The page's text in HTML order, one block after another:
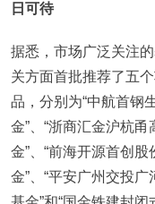
日可待
据悉，市场广泛关注
关方面首批推荐了五
品，分别为“中航首钢
金”、“浙商汇金沪杭
金”、“前海开源首创
金”、“平安广州交投